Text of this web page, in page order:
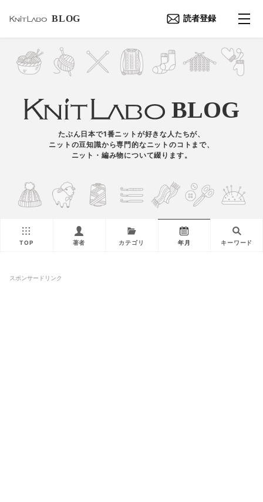
BLOG 読者登録
BLOG
たぶん日本で1番ニットが好きな人たちが、
ニットの豆知識から専門的なニットのコトまで、
ニット・編み物について綴ります。
TOP 著者 カテゴリ 年月 キーワード
スポンサードリンク